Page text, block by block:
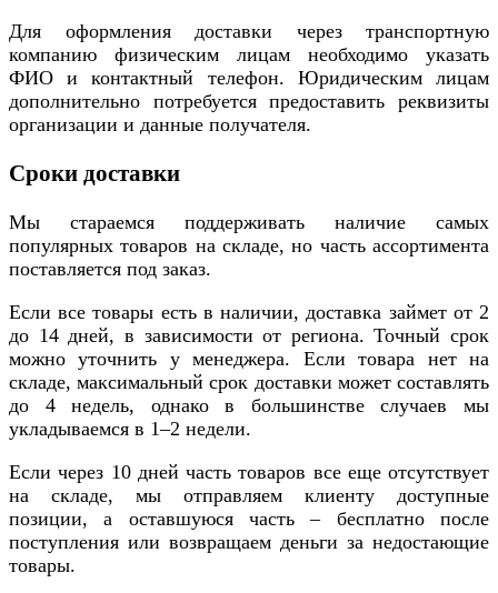
Для оформления доставки через транспортную
компанию физическим лицам необходимо указать
ФИО и контактный телефон. Юридическим лицам
дополнительно потребуется предоставить реквизиты
организации и данные получателя.
Сроки доставки
Мы стараемся поддерживать наличие самых
популярных товаров на складе, но часть ассортимента
поставляется под заказ.
Если все товары есть в наличии, доставка займет от 2
до 14 дней, в зависимости от региона. Точный срок
можно уточнить у менеджера. Если товара нет на
складе, максимальный срок доставки может составлять
до 4 недель, однако в большинстве случаев мы
укладываемся в 1–2 недели.
Если через 10 дней часть товаров все еще отсутствует
на складе, мы отправляем клиенту доступные
позиции, а оставшуюся часть – бесплатно после
поступления или возвращаем деньги за недостающие
товары.